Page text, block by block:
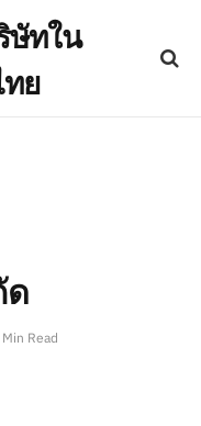
ษัทใน
ย
ด
Min Read